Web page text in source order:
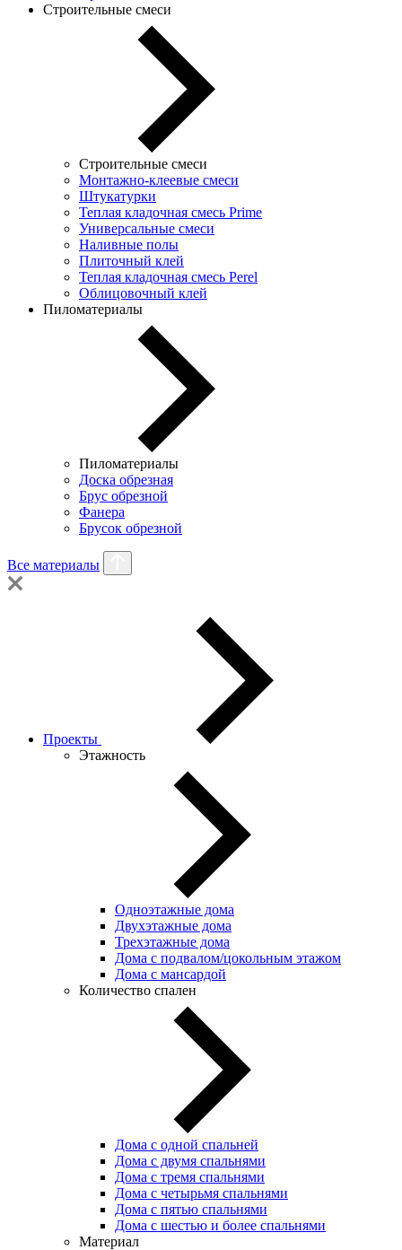
Строительные смеси
Строительные смеси
Монтажно-клеевые смеси
Штукатурки
Теплая кладочная смесь Prime
Универсальные смеси
Наливные полы
Плиточный клей
Теплая кладочная смесь Perel
Облицовочный клей
Пиломатериалы
Пиломатериалы
Доска обрезная
Брус обрезной
Фанера
Брусок обрезной
Все материалы
Проекты
Этажность
Одноэтажные дома
Двухэтажные дома
Трехэтажные дома
Дома с подвалом/цокольным этажом
Дома с мансардой
Количество спален
Дома с одной спальней
Дома с двумя спальнями
Дома с тремя спальнями
Дома с четырьмя спальнями
Дома с пятью спальнями
Дома с шестью и более спальнями
Материал